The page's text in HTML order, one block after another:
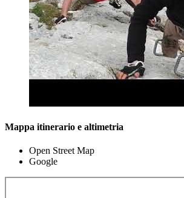
Mappa itinerario e altimetria
Open Street Map
Google